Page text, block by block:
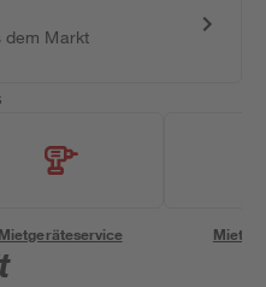
dem Markt
Mietgeräteservice